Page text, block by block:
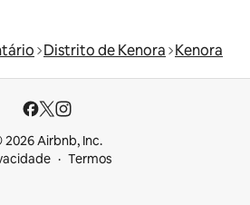
Distrito de Kenora Kenora
2026 Airbnb, Inc.
Termos